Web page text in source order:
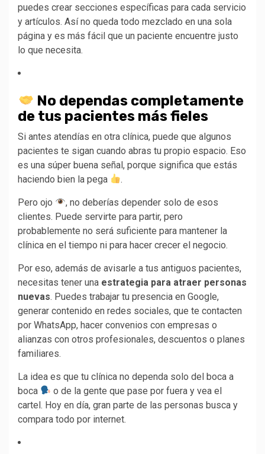
puedes crear secciones específicas para cada servicio
y artículos. Así no queda todo mezclado en una sola
página y es más fácil que un paciente encuentre justo
lo que necesita.
No dependas completamente
de tus pacientes más fieles
Si antes atendías en otra clínica, puede que algunos
pacientes te sigan cuando abras tu propio espacio. Eso
es una súper buena señal, porque significa que estás
haciendo bien la pega
.
Pero ojo
, no deberías depender solo de esos
clientes. Puede servirte para partir, pero
probablemente no será suficiente para mantener la
clínica en el tiempo ni para hacer crecer el negocio.
Por eso, además de avisarle a tus antiguos pacientes,
necesitas tener una estrategia para atraer personas
nuevas. Puedes trabajar tu presencia en Google,
generar contenido en redes sociales, que te contacten
por WhatsApp, hacer convenios con empresas o
alianzas con otros profesionales, descuentos o planes
familiares.
La idea es que tu clínica no dependa solo del boca a
boca
o de la gente que pase por fuera y vea el
cartel. Hoy en día, gran parte de las personas busca y
compara todo por internet.